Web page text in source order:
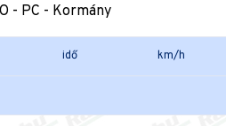
- PC - Kormány
idő km/h